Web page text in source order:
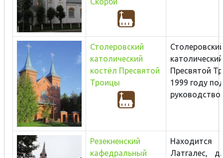
Столеровский
католический
костёл Пресвятой
Троицы
Пресвятой
1999 году
Резекненский
кафедральный
Находится
Латгалес,